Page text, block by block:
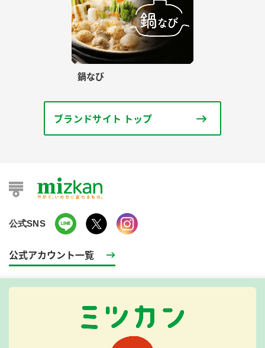
鍋なび
ブランドサイト トップ
公式SNS
公式アカウント一覧